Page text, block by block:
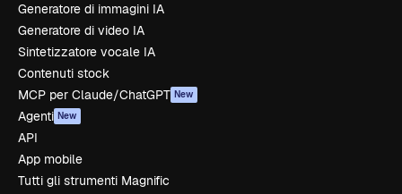
Generatore di immagini IA
Generatore di video IA
Sintetizzatore vocale IA
Contenuti stock
MCP per Claude/ChatGPT New
Agenti New
API
App mobile
Tutti gli strumenti Magnific